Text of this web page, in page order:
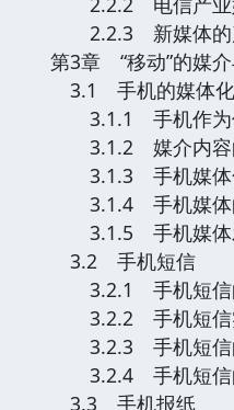
2.2.3 新媒体的
第3章 “移动”的媒
3.1 手机的媒体化
3.1.1 手机作为
3.1.2 媒介内容
3.1.3 手机媒体
3.1.4 手机媒体
3.1.5 手机媒体
3.2 手机短信
3.2.1 手机短信
3.2.2 手机短信
3.2.3 手机短信
3.2.4 手机短信
3.3 手机报纸